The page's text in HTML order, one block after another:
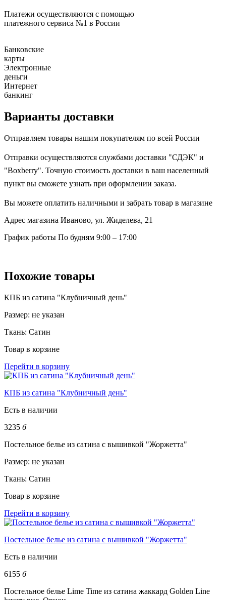
Платежи осуществляются с помощью
платежного сервиса №1 в России
Банковские
карты
Электронные
деньги
Интернет
банкинг
Варианты доставки
Отправляем товары нашим покупателям по всей России
Отправки осуществляются службами доставки "СДЭК" и
"Boxberry". Точную стоимость доставки в ваш населенный
пункт вы сможете узнать при оформлении заказа.
Вы можете оплатить наличными и забрать товар в магазине
Адрес магазина Иваново, ул. Жиделева, 21
График работы По будням 9:00 – 17:00
Похожие товары
КПБ из сатина "Клубничный день"
Размер: не указан
Ткань: Сатин
Товар в корзине
Перейти в корзину
КПБ из сатина "Клубничный день"
Есть в наличии
3235 б
Постельное белье из сатина с вышивкой "Жоржетта"
Размер: не указан
Ткань: Сатин
Товар в корзине
Перейти в корзину
Постельное белье из сатина с вышивкой "Жоржетта"
Есть в наличии
6155 б
Постельное белье Lime Time из сатина жаккард Golden Line